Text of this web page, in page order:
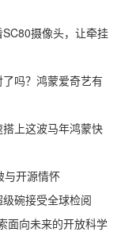
摄像头，让牵挂
吗？鸿蒙爱奇艺有
上这波马年鸿蒙快
与开源情怀
碗接受全球检阅
面向未来的开放科学